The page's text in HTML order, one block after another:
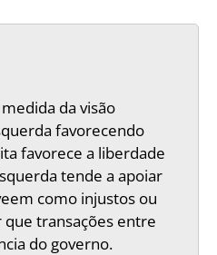
da visão
favorecendo
favorece a liberdade
tende a apoiar
como injustos ou
transações entre
do governo.